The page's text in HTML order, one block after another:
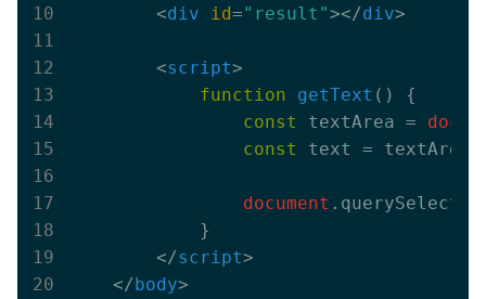
<div id="result"></div>
<script>
function
getText ( ) {
const
textArea =
const
text =
document
            }
</script>
</body>